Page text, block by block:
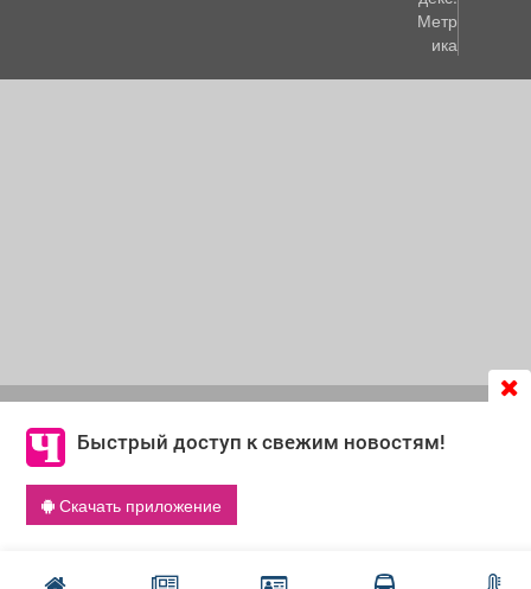
Быстрый доступ к свежим новостям!
Скачать приложение
согласие на обработку файлов cookie, которые
обеспечивают корректную работу сайта и сбора
информации для улучшения качества сервисов.
Что такое cookie